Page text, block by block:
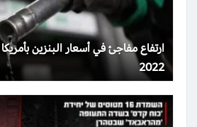
ارتفاع مفاجئ في أسعار البنزين
2022